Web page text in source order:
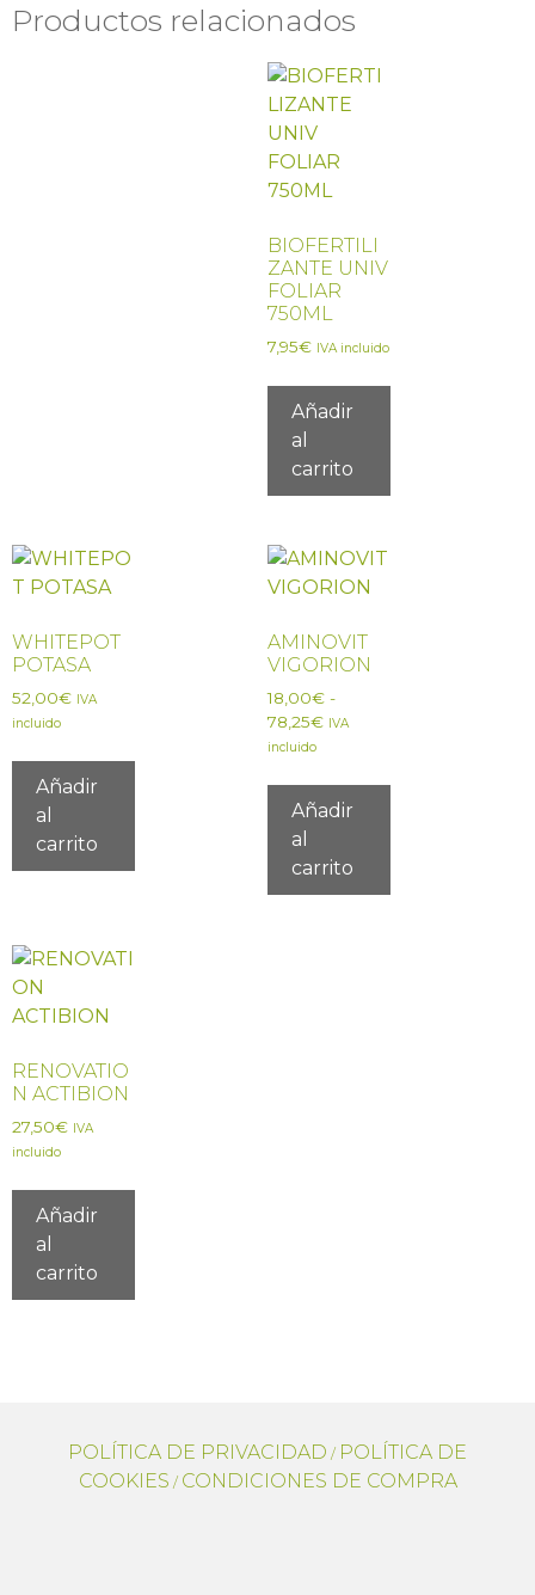
Productos relacionados
BIOFERTILI
ZANTE UNIV
FOLIAR
750ML
7,95€ IVA incluido
Añadir
al
carrito
WHITEPOT
POTASA
52,00€ IVA
incluido
Añadir
al
carrito
AMINOVIT
VIGORION
18,00€ -
78,25€ IVA
incluido
Añadir
al
carrito
RENOVATIO
N ACTIBION
27,50€ IVA
incluido
Añadir
al
carrito
POLÍTICA DE PRIVACIDAD / POLÍTICA DE
COOKIES / CONDICIONES DE COMPRA